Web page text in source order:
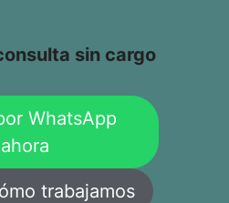
sin cargo
WhatsApp
ahora
trabajamos